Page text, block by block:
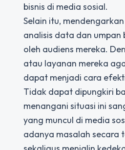
bisnis di media sosial.
Selain itu,
analisis data dan
oleh audiens mereka.
atau layanan mereka
dapat menjadi cara
Tidak dapat dipungkiri
menangani situasi ini
yang muncul di media
adanya masalah secara